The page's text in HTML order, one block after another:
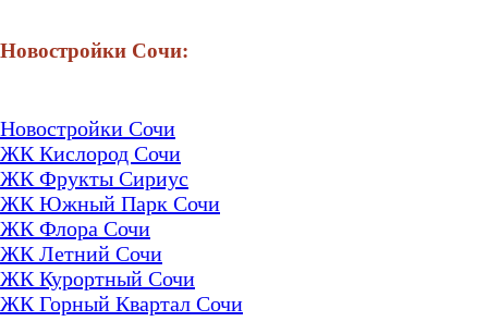
Новостройки Сочи:
Новостройки Сочи
ЖК Кислород Сочи
ЖК Фрукты Сириус
ЖК Южный Парк Сочи
ЖК Флора Сочи
ЖК Летний Сочи
ЖК Курортный Сочи
ЖК Горный Квартал Сочи